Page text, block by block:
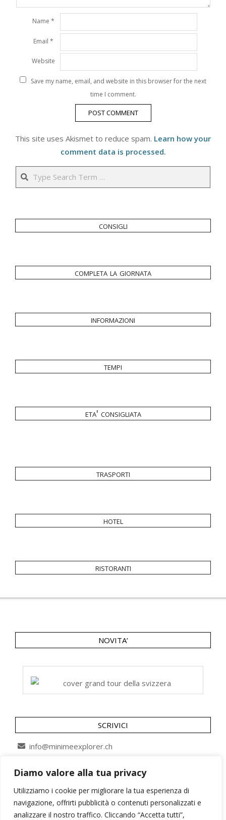
Diamo valore alla tua privacy
Utilizziamo i cookie per migliorare la tua esperienza di
navigazione, offrirti pubblicità o contenuti personalizzati e
analizzare il nostro traffico. Cliccando “Accetta tutti”,
Name *
Email *
Website
Save my name, email, and website in this browser for the next
time I comment.
This site uses Akismet to reduce spam. Learn how your
comment data is processed.
consigli
completa la giornata
informazioni
tempi
eta' consigliata
trasporti
hotel
ristoranti
NOVITA’
SCRIVICI
info@minimeexplorer.ch